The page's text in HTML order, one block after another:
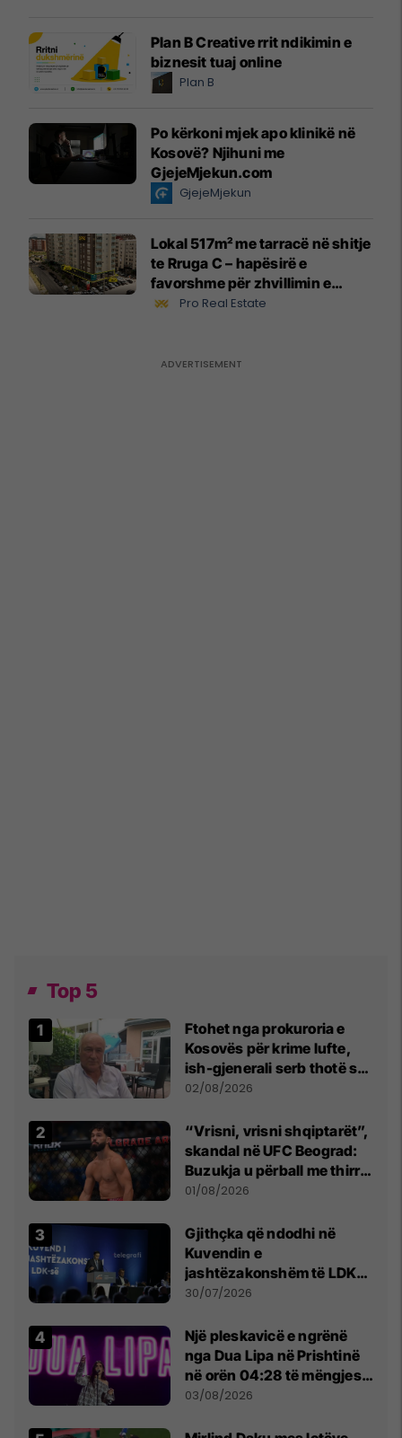
Plan B Creative rrit ndikimin e
biznesit tuaj online
Plan B
Po kërkoni mjek apo klinikë në
Kosovë? Njihuni me
GjejeMjekun.com
GjejeMjekun
Lokal 517m² me tarracë në shitje
te Rruga C – hapësirë e
favorshme për zhvillimin e
biznesit #15796
Pro Real Estate
Top 5
Ftohet nga prokuroria e
Kosovës për krime lufte,
ish-gjenerali serb thotë se
dikush e tradhtoi në
02/08/2026
“Vrisni, vrisni shqiptarët”,
skandal në UFC Beograd:
Buzukja u përball me thirrje
anti-shqiptare nga
01/08/2026
Gjithçka që ndodhi në
Kuvendin e
jashtëzakonshëm të LDK-
së
30/07/2026
Një pleskavicë e ngrënë
nga Dua Lipa në Prishtinë
në orën 04:28 të mëngjesit
- dhe bota digjitale serbe
03/08/2026